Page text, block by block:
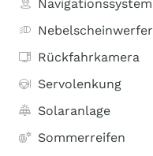
Navigationssystem
Nebelscheinwerfer
Rückfahrkamera
Servolenkung
Solaranlage
Sommerreifen